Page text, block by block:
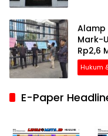
Alamp
Mark-
Rp2,6
Hukum
E-Paper